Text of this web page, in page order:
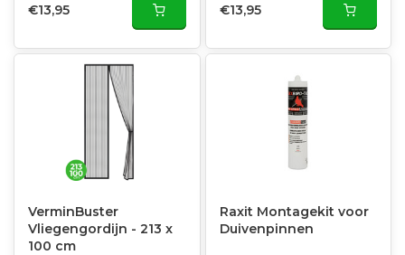
€13,95 €13,95
VerminBuster
Vliegengordijn - 213 x
100 cm
Raxit Montagekit voor
Duivenpinnen